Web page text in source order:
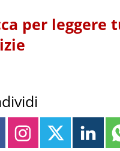
per leggere